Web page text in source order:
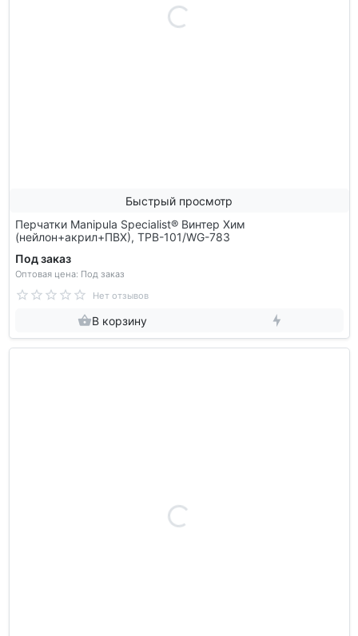
Быстрый просмотр
Перчатки Manipula Specialist® Винтер Хим
(нейлон+акрил+ПВХ), ТРВ-101/WG-783
Под заказ
Оптовая цена: Под заказ
Нет отзывов
В корзину